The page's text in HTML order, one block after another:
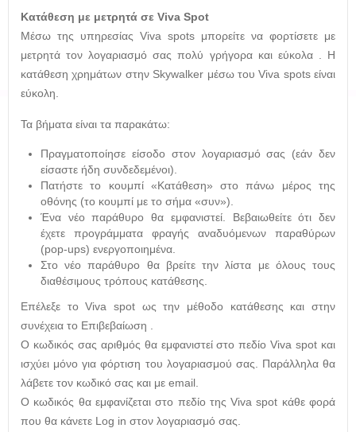
Κατάθεση με μετρητά σε Viva Spot
Mέσω της υπηρεσίας Viva spots μπορείτε να φορτίσετε με
μετρητά τον λογαριασμό σας πολύ γρήγορα και εύκολα . Η
κατάθεση χρημάτων στην Skywalker μέσω του Viva spots είναι
εύκολη.
Τα βήματα είναι τα παρακάτω:
Πραγματοποίησε είσοδο στον λογαριασμό σας (εάν δεν
είσαστε ήδη συνδεδεμένοι).
Πατήστε το κουμπί «Κατάθεση» στο πάνω μέρος της
οθόνης (το κουμπί με το σήμα «συν»).
Ένα νέο παράθυρο θα εμφανιστεί. Βεβαιωθείτε ότι δεν
έχετε προγράμματα φραγής αναδυόμενων παραθύρων
(pop-ups) ενεργοποιημένα.
Στο νέο παράθυρο θα βρείτε την λίστα με όλους τους
διαθέσιμους τρόπους κατάθεσης.
Επέλεξε τo Viva spot ως την μέθοδο κατάθεσης και στην
συνέχεια το Επιβεβαίωση .
Ο κωδικός σας αριθμός θα εμφανιστεί στο πεδίο Viva spot και
ισχύει μόνο για φόρτιση του λογαριασμού σας. Παράλληλα θα
λάβετε τον κωδικό σας και με email.
Ο κωδικός θα εμφανίζεται στο πεδίο της Viva spot κάθε φορά
που θα κάνετε Log in στον λογαριασμό σας.